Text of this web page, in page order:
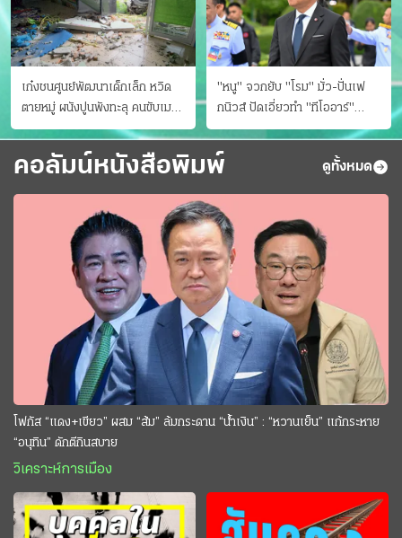
เก๋งชนศูนย์พัฒนาเด็กเล็ก หวิด
ตายหมู่ ผนังปูนพังทะลุ คนขับเมา
ยา
"หนู" จวกยับ "โรม" มั่ว-ปั่นเฟ
กนิวส์ ปัดเอี่ยวทํา "ทีโออาร์"
ต้นทางโกงสอบฉาว
คอลัมน์หนังสือพิมพ์ ดูทั้งหมด
โฟกัส “แดง+เขียว” ผสม “ส้ม” ล้มกระดาน “นํ้าเงิน” : “หวานเย็น” แก้กระหาย
“อนุทิน” ดักตีกินสบาย
วิเคราะห์การเมือง